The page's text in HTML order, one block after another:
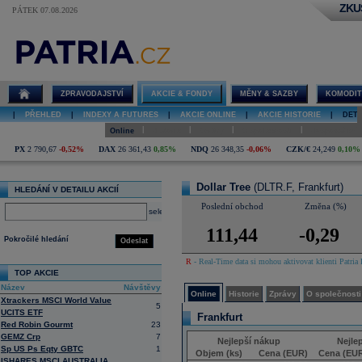
PÁTEK 07.08.2026
Dollar Tree
ZPRAVODAJSTVÍ AKCIE & FONDY MĚNY & SAZBY
PŘEHLED INDEXY A FUTURES AKCIE ONLINE AKCIE HISTORIE
Online
PX 2 790,67 -0,52% DAX 26 361,43 0,85% NDQ 26 348,35 -0,06% CZK/€ 24,249 0,10%
HLEDÁNÍ V DETAILU AKCIÍ
select
Odeslat
Pokročilé hledání
TOP AKCIE
Název
Návštěvy
Xtrackers MSCI World Value
UCITS ETF
5
Red Robin Gourmt
23
GEMZ Crp
7
Sp US Ps Eqty GBTC
1
Dollar Tree (DLTR.F, Frankfurt)
Poslední obchod Změna (%)
111,44 -0,29
R - Real-Time data si mohou aktivovat klienti
Online Historie Zprávy O společnosti
Frankfurt
Nejlepší nákup
Objem (ks)
Cena (EUR)
Cena